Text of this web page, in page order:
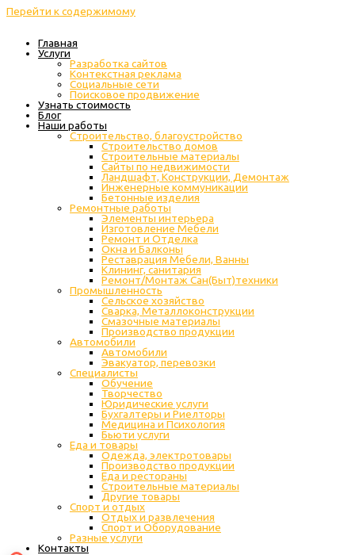
Перейти к содержимому
Главная
Услуги
Разработка сайтов
Контекстная реклама
Социальные сети
Поисковое продвижение
Узнать стоимость
Блог
Наши работы
Строительство, благоустройство
Строительство домов
Строительные материалы
Сайты по недвижимости
Ландшафт, Конструкции, Демонтаж
Инженерные коммуникации
Бетонные изделия
Ремонтные работы
Элементы интерьера
Изготовление Мебели
Ремонт и Отделка
Окна и Балконы
Реставрация Мебели, Ванны
Клининг, санитария
Ремонт/Монтаж Сан(Быт)техники
Промышленность
Cельское хозяйство
Сварка, Металлоконструкции
Cмазочные материалы
Производство продукции
Автомобили
Автомобили
Эвакуатор, перевозки
Специалисты
Обучение
Творчество
Юридические услуги
Бухгалтеры и Риелторы
Медицина и Психология
Бьюти услуги
Еда и товары
Одежда, электротовары
Производство продукции
Еда и рестораны
Строительные материалы
Другие товары
Спорт и отдых
Отдых и развлечения
Спорт и Оборудование
Разные услуги
Контакты